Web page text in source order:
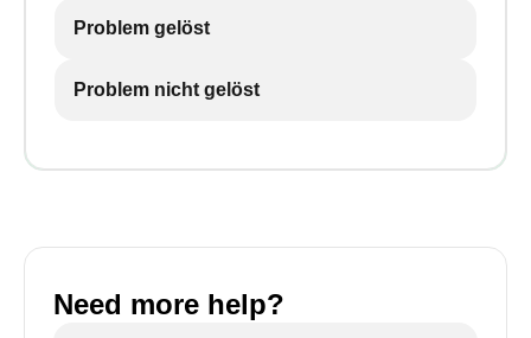
Problem gelöst
Problem nicht gelöst
Need more help?